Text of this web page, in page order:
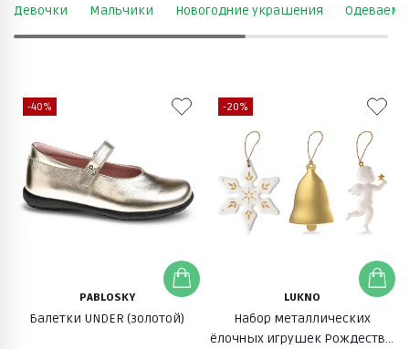
Девочки Мальчики Новогодние украшения
-40%
PABLOSKY
Балетки UNDER (золотой)
-20%
LUKNO
Набор металлических
ёлочных игрушек Рождество,